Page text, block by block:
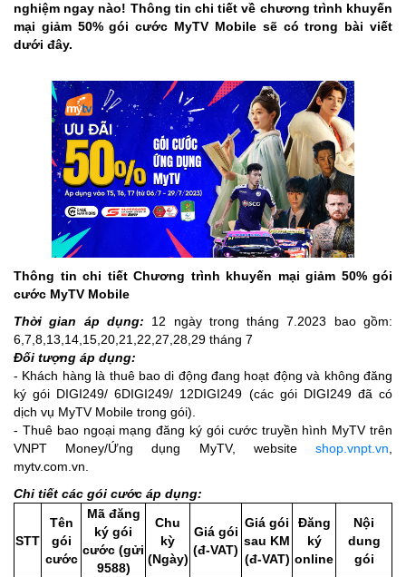
nghiệm ngay nào! Thông tin chi tiết về chương trình khuyến
mại giảm 50% gói cước MyTV Mobile sẽ có trong bài viết
dưới đây.
Thông tin chi tiết Chương trình khuyến mại giảm 50% gói
cước MyTV Mobile
Thời gian áp dụng: 12 ngày trong tháng 7.2023 bao gồm:
6,7,8,13,14,15,20,21,22,27,28,29 tháng 7
Đối tượng áp dụng:
- Khách hàng là thuê bao di động đang hoạt động và không đăng
ký gói DIGI249/ 6DIGI249/ 12DIGI249 (các gói DIGI249 đã có
dịch vụ MyTV Mobile trong gói).
- Thuê bao ngoại mạng đăng ký gói cước truyền hình MyTV trên
VNPT Money/Ứng dụng MyTV, website shop.vnpt.vn,
mytv.com.vn.
Chi tiết các gói cước áp dụng:
STT
Tên
gói
cước
Mã đăng
ký gói
cước (gửi
9588)
Chu
kỳ
(Ngày)
Giá gói
(đ-VAT)
Giá gói
sau KM
(đ-VAT)
Đăng
ký
online
Nội
dung
gói